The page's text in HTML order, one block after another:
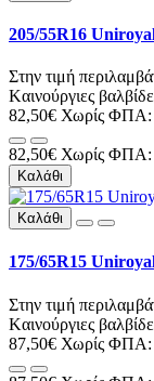
205/55R16
Στην τιμή
Kαινούργιες
82,50€ Χωρίς ΦΠΑ:
82,50€ Χωρίς ΦΠΑ:
Καλάθι
Καλάθι
175/65R15
Στην τιμή
Kαινούργιες
87,50€ Χωρίς ΦΠΑ: